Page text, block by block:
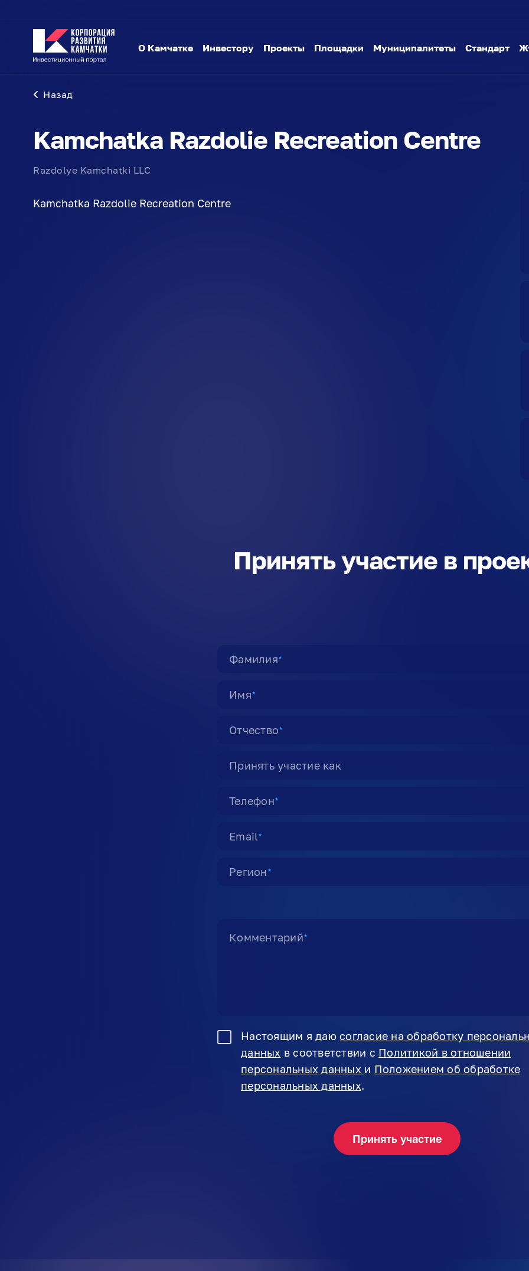
О Камчатке Инвестору Проекты Площадки Муниципалитеты Стандарт
Назад
Kamchatka Razdolie Recreation Centre
Razdolye Kamchatki LLC
Kamchatka Razdolie Recreation Centre
Принять участие в
Фамилия ★
Имя ★
Отчество ★
Принять участие как
Телефон ★
Email ★
Регион ★
Комментарий ★
Настоящим я даю согласие на обработку
данных в соответствии с Политикой в отношении
персональных данных и Положением об обработке
персональных данных.